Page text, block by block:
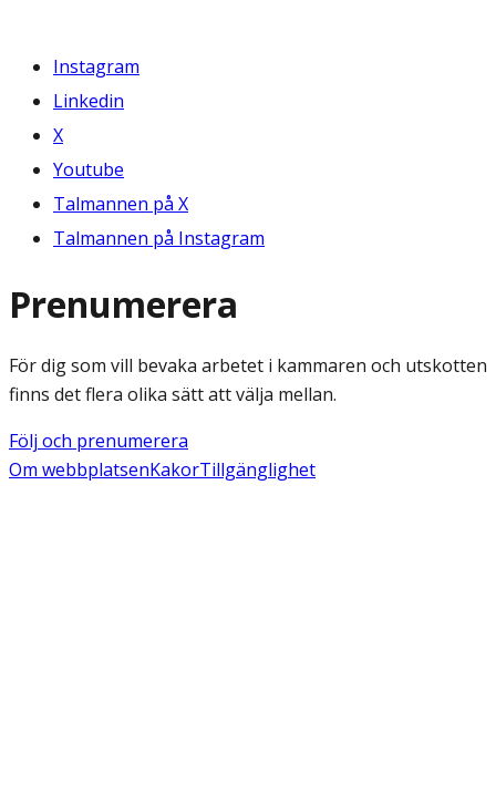
Instagram
Linkedin
X
Youtube
Talmannen på X
Talmannen på Instagram
Prenumerera
För dig som vill bevaka arbetet i kammaren och utskotten
finns det flera olika sätt att välja mellan.
Följ och prenumerera
Om webbplatsenKakorTillgänglighet